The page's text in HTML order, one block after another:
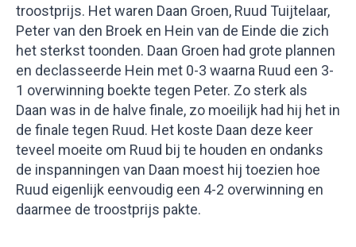
troostprijs. Het waren Daan Groen, Ruud Tuijtelaar,
Peter van den Broek en Hein van de Einde die zich
het sterkst toonden. Daan Groen had grote plannen
en declasseerde Hein met 0-3 waarna Ruud een 3-
1 overwinning boekte tegen Peter. Zo sterk als
Daan was in de halve finale, zo moeilijk had hij het in
de finale tegen Ruud. Het koste Daan deze keer
teveel moeite om Ruud bij te houden en ondanks
de inspanningen van Daan moest hij toezien hoe
Ruud eigenlijk eenvoudig een 4-2 overwinning en
daarmee de troostprijs pakte.